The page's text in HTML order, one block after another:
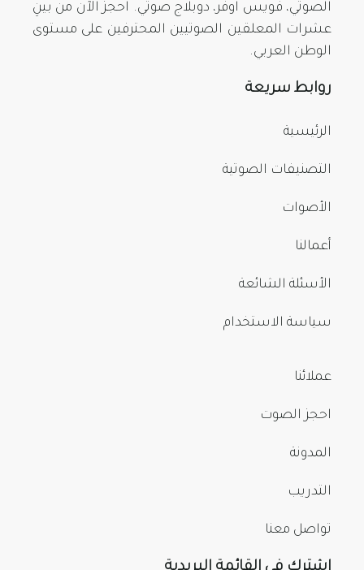
الصوتي، فويس اوفر، دوبلاج صوتي. احجز الآن من بينِ
عشرات المعلقين الصوتيين المحترفين على مستوى
الوطن العربي.
روابط سريعة
الرئيسية
التصنيفات الصوتية
الأصوات
أعمالنا
الأسئلة الشائعة
سياسة الاستخدام
عملائنا
احجز الصوت
المدونة
التدريب
تواصل معنا